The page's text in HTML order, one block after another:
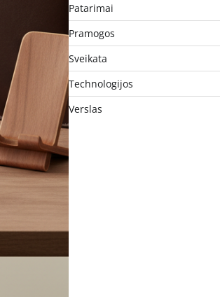
Patarimai
Pramogos
Sveikata
Technologijos
Verslas